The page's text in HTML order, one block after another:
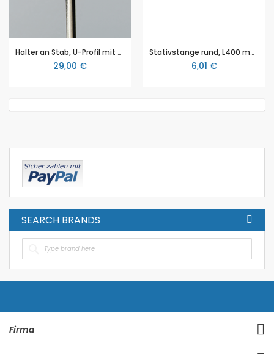
Halter an Stab, U-Profil mit Klemmschraube zum Befestigen von Magneten, Sensoren und Teilen mit rechtwinkligem Querschnitt
29,00 €
Stativstange rund, L400 mm, D10 mm, NTL
6,01 €
SEARCH BRANDS
Firma